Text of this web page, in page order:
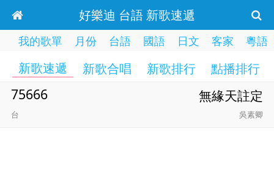
好樂迪 台語 新歌速遞
我的歌單 月份 台語 國語 日文 客家 粵語
新歌速遞 新歌合唱 新歌排行 點播排行
75666 無緣天註定
台 吳素卿